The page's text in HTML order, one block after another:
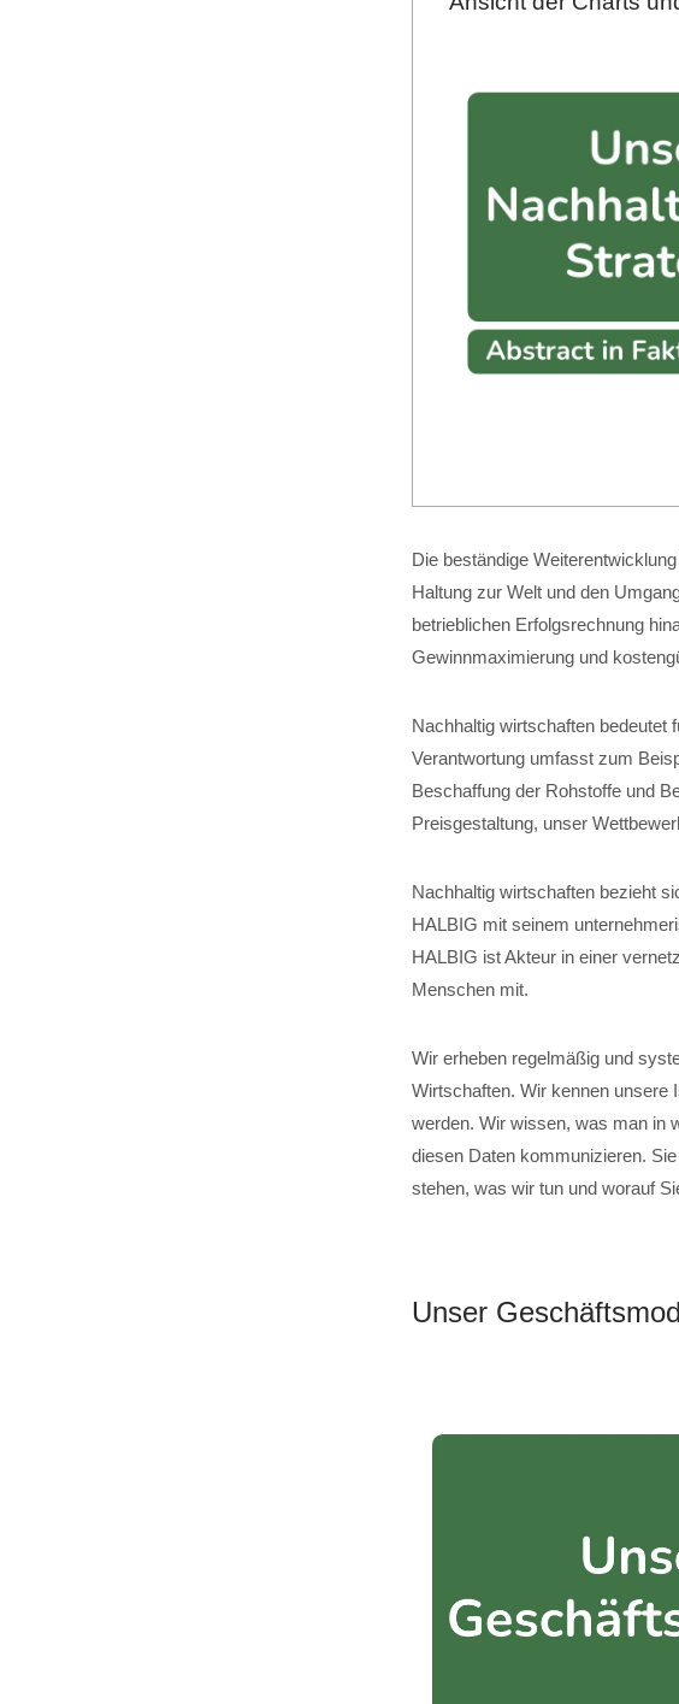
Die beständige
Haltung zur Welt und den
betrieblichen Erfolgsrechnung
Gewinnmaximierung und
Nachhaltig wirtschaften bedeutet
Verantwortung umfasst zum
Beschaffung der Rohstoffe und
Preisgestaltung, unser
Nachhaltig wirtschaften bezieht
HALBIG mit seinem
HALBIG ist Akteur in einer
Menschen mit.
Wir erheben regelmäßig und
Wirtschaften. Wir kennen unsere
werden. Wir wissen, was man in
diesen Daten kommunizieren.
stehen, was wir tun und worauf
Unser